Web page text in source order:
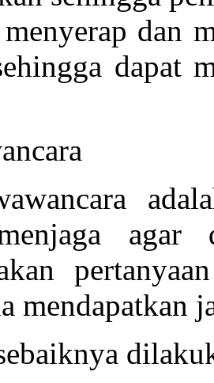
dan
dapat
agar
mendapatkan